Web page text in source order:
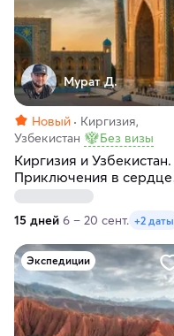
Мурат Д.
Новый
Киргизия,
Узбекистан
Без визы
Киргизия и Узбекистан.
Приключения в сердце
Центральной Азии
15 дней 6 – 20 сент. +2 даты
Экспедиции